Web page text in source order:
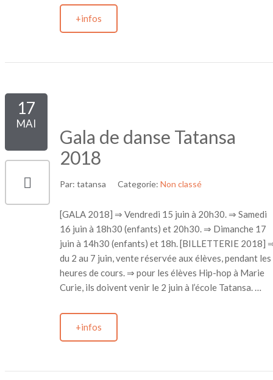
+infos
17
MAI
Gala de danse Tatansa
2018
Par: tatansa Categorie: Non classé
[GALA 2018] ⇒ Vendredi 15 juin à 20h30. ⇒ Samedi
16 juin à 18h30 (enfants) et 20h30. ⇒ Dimanche 17
juin à 14h30 (enfants) et 18h. [BILLETTERIE 2018]
du 2 au 7 juin, vente réservée aux élèves, pendant les
heures de cours. ⇒ pour les élèves Hip-hop à Marie
Curie, ils doivent venir le 2 juin à l’école Tatansa. …
+infos